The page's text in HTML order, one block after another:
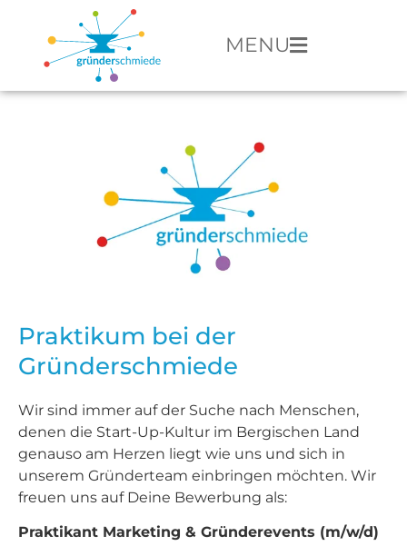
MENU
Praktikum bei der
Gründerschmiede
Wir sind immer auf der Suche nach Menschen,
denen die Start-Up-Kultur im Bergischen Land
genauso am Herzen liegt wie uns und sich in
unserem Gründerteam einbringen möchten. Wir
freuen uns auf Deine Bewerbung als:
Praktikant Marketing & Gründerevents (m/w/d)